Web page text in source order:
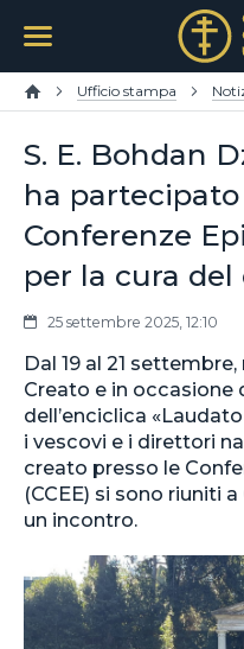
Ufficio stampa
S. E. Bohdan
ha
Conferenze
per la cura del
25 settembre 2025, 12:10
Dal 19 al 21
Creato e in occasione
dell’enciclica
i vescovi e i direttori
creato presso le
(CCEE) si sono riuniti
un incontro.